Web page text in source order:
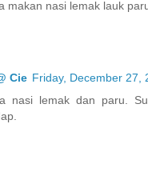
makan nasi lemak lauk
Cie Friday, December 27,
nasi lemak dan paru.